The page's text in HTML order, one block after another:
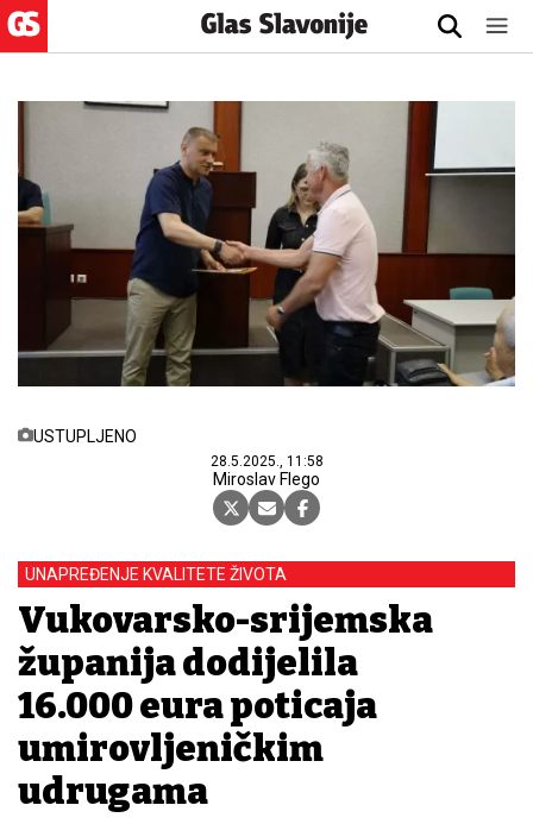
USTUPLJENO
28.5.2025., 11:58
Miroslav Flego
UNAPREĐENJE KVALITETE ŽIVOTA
Vukovarsko-srijemska
županija dodijelila
16.000 eura poticaja
umirovljeničkim
udrugama